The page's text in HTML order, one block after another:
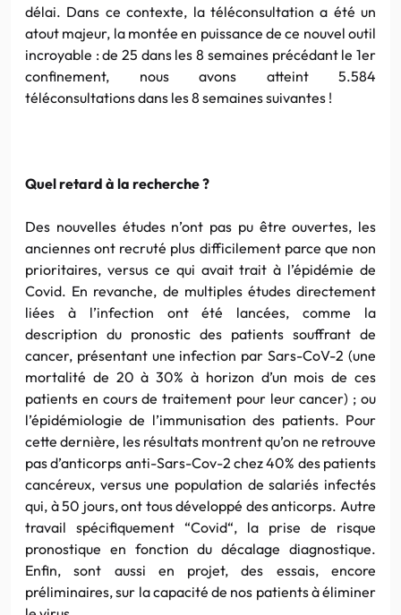
délai. Dans ce contexte, la téléconsultation a été un
atout majeur, la montée en puissance de ce nouvel outil
incroyable : de 25 dans les 8 semaines précédant le 1er
confinement, nous avons atteint 5.584
téléconsultations dans les 8 semaines suivantes !
Quel retard à la recherche ?
Des nouvelles études n’ont pas pu être ouvertes, les
anciennes ont recruté plus difficilement parce que non
prioritaires, versus ce qui avait trait à l’épidémie de
Covid. En revanche, de multiples études directement
liées à l’infection ont été lancées, comme la
description du pronostic des patients souffrant de
cancer, présentant une infection par Sars-CoV-2 (une
mortalité de 20 à 30% à horizon d’un mois de ces
patients en cours de traitement pour leur cancer) ; ou
l’épidémiologie de l’immunisation des patients. Pour
cette dernière, les résultats montrent qu’on ne retrouve
pas d’anticorps anti-Sars-Cov-2 chez 40% des patients
cancéreux, versus une population de salariés infectés
qui, à 50 jours, ont tous développé des anticorps. Autre
travail spécifiquement “Covid“, la prise de risque
pronostique en fonction du décalage diagnostique.
Enfin, sont aussi en projet, des essais, encore
préliminaires, sur la capacité de nos patients à éliminer